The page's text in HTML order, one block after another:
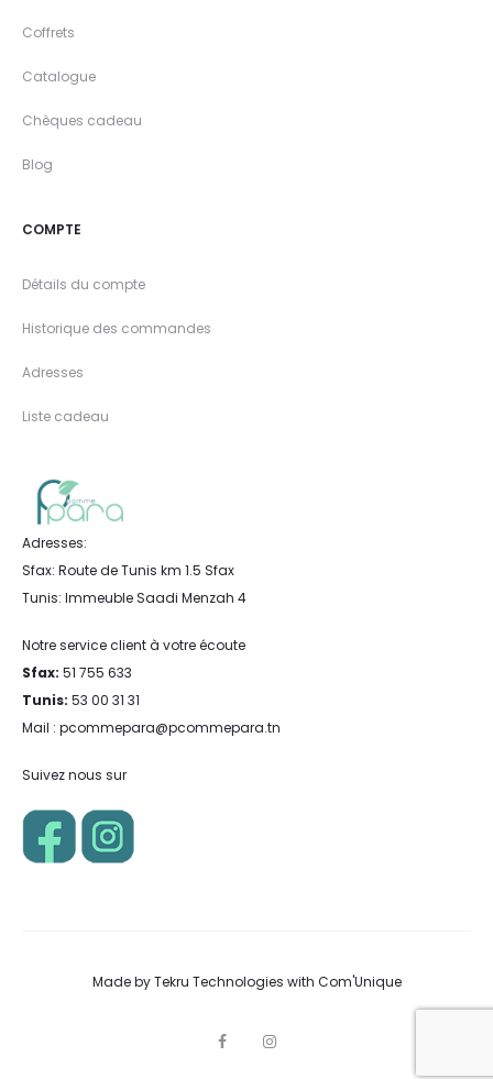
Coffrets
Catalogue
Chèques cadeau
Blog
COMPTE
Détails du compte
Historique des commandes
Adresses
Liste cadeau
Adresses:
Sfax: Route de Tunis km 1.5 Sfax
Tunis: Immeuble Saadi Menzah 4
Notre service client à votre écoute
Sfax: 51 755 633
Tunis: 53 00 31 31
Mail : pcommepara@pcommepara.tn
Suivez nous sur
Made byTekru Technologies with Com'Unique
F
I